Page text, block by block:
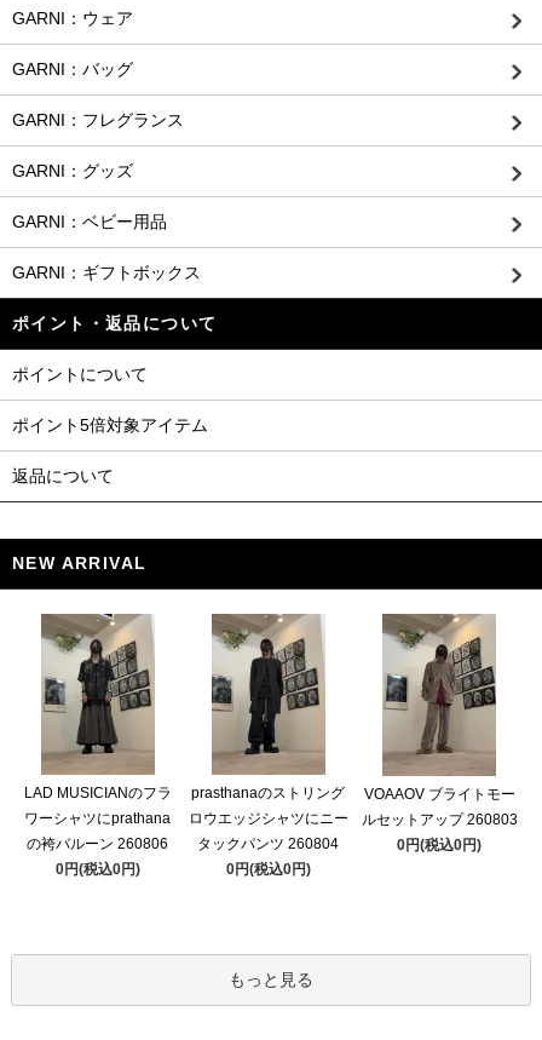
GARNI：ウェア
GARNI：バッグ
GARNI：フレグランス
GARNI：グッズ
GARNI：ベビー用品
GARNI：ギフトボックス
ポイント・返品について
ポイントについて
ポイント5倍対象アイテム
返品について
NEW ARRIVAL
LAD MUSICIANのフラ
ワーシャツにprathana
の袴バルーン 260806
0円(税込0円)
prasthanaのストリング
ロウエッジシャツにニー
タックパンツ 260804
0円(税込0円)
VOAAOV ブライトモー
ルセットアップ 260803
0円(税込0円)
もっと見る